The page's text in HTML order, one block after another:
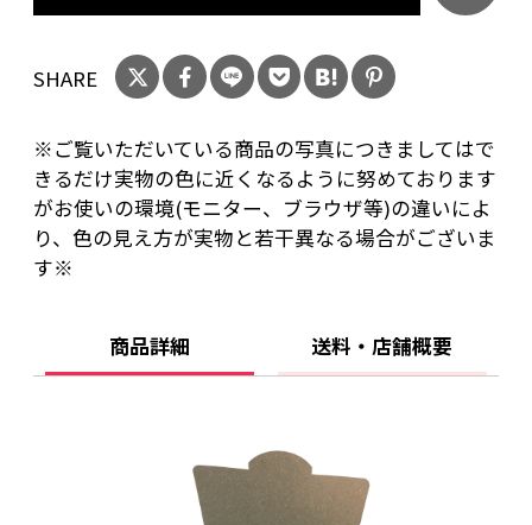
SHARE
※ご覧いただいている商品の写真につきましてはで
きるだけ実物の色に近くなるように努めております
がお使いの環境(モニター、ブラウザ等)の違いによ
り、色の見え方が実物と若干異なる場合がございま
す※
商品詳細 送料・店舗概要